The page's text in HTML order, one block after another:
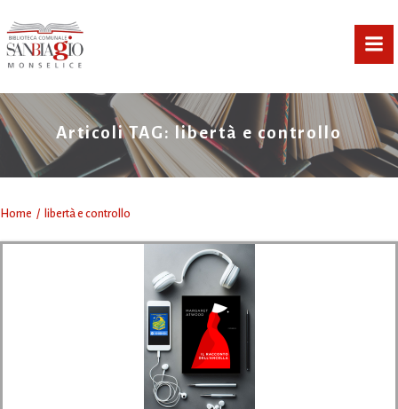
Articoli TAG: libertà e controllo
Home libertà e controllo